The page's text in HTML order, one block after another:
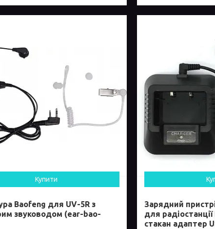
Купити
Baofeng для UV-5R з
звуководом (ear-bao-
Зарядний
для
стакан адаптер